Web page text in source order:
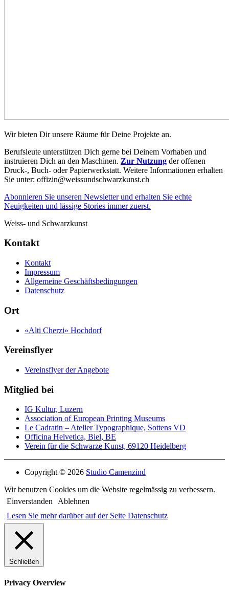
Wir bieten Dir unsere Räume für Deine Projekte an.
Berufsleute unterstützen Dich gerne bei Deinem Vorhaben und
instruieren Dich an den Maschinen. Zur Nutzung der offenen
Druck-, Buch- oder Papierwerkstatt. Weitere Informationen erhalten
Sie unter: offizin@weissundschwarzkunst.ch
Abonnieren Sie unseren Newsletter und erhalten Sie echte
Neuigkeiten und lässige Stories immer zuerst.
Weiss- und Schwarzkunst
Kontakt
Kontakt
Impressum
Allgemeine Geschäftsbedingungen
Datenschutz
Ort
«Alti Cherzi» Hochdorf
Vereinsflyer
Vereinsflyer der Angebote
Mitglied bei
IG Kultur, Luzern
Association of European Printing Museums
Le Cadratin – Atelier Typographique, Sottens VD
Officina Helvetica, Biel, BE
Verein für die Schwarze Kunst, 69120 Heidelberg
Copyright © 2026 Studio Camenzind
Wir benutzen Cookies um die Website regelmässig zu verbessern.
Einverstanden Ablehnen
Lesen Sie mehr darüber auf der Seite Datenschutz
Schließen
Privacy Overview